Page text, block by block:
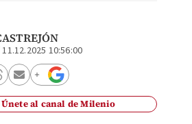
11.12.2025 10:56:00
Únete al canal de Milenio